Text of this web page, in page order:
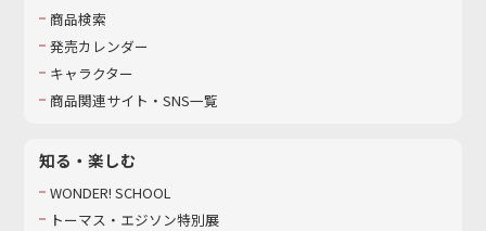
商品検索
発売カレンダー
キャラクター
商品関連サイト・SNS一覧
知る・楽しむ
WONDER! SCHOOL
トーマス・エジソン特別展